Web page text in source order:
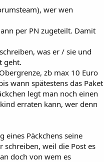
wer wen
per PN zugeteilt. Damit
was er / sie und
geht.
zb max 10 Euro
wann spätestens das Paket
legt man noch einen
erraten kann, wer denn
eines Päckchens seine
schreiben, weil die Post es
doch von wem es